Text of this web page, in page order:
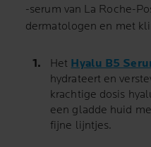
-serum van La Roche-
dermatologen en met
Het Hyalu B5
hydrateert en
krachtige dosis
een gladde huid
fijne lijntjes.